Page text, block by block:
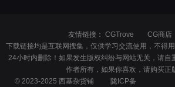
友情链接： CGTrove
CG商店
下载链接均是互联网搜集，仅供学习交流使用，不得
24小时内删除！如果发生版权纠纷与网站无关，请自
作者所有，如果你喜欢，请购买正
© 2023-2025 西基杂货铺
陇ICP备